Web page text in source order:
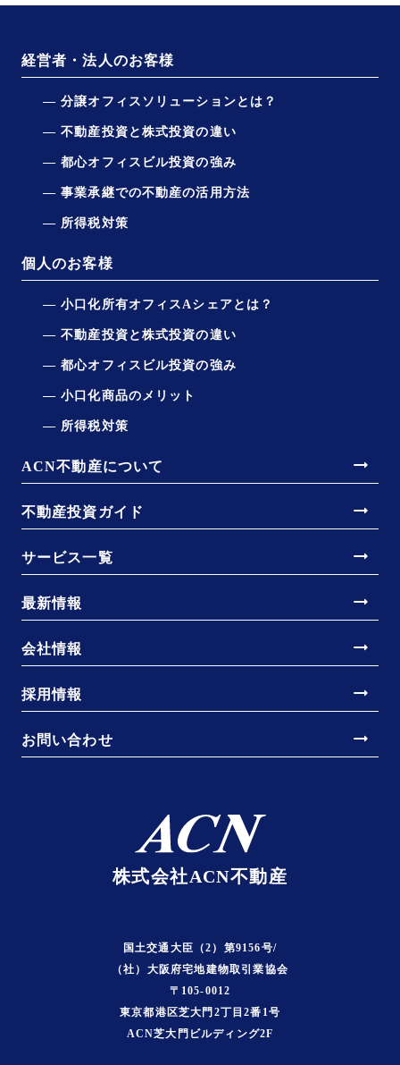
経営者・法人のお客様
分譲オフィスソリューションとは？
不動産投資と株式投資の違い
都心オフィスビル投資の強み
事業承継での不動産の活用方法
所得税対策
個人のお客様
小口化所有オフィスAシェアとは？
不動産投資と株式投資の違い
都心オフィスビル投資の強み
小口化商品のメリット
所得税対策
ACN不動産について arrow_right_alt
不動産投資ガイド arrow_right_alt
サービス一覧 arrow_right_alt
最新情報 arrow_right_alt
会社情報 arrow_right_alt
採用情報 arrow_right_alt
お問い合わせ arrow_right_alt
株式会社ACN不動産
国土交通大臣（2）第9156号/
（社）大阪府宅地建物取引業協会
〒105-0012
東京都港区芝大門2丁目2番1号
ACN芝大門ビルディング2F